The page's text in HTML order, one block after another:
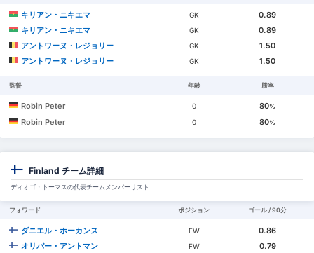
キリアン・ニキエマ GK
0.89
キリアン・ニキエマ
GK
0.89
アントワーヌ・レジョリー
GK
1.50
アントワーヌ・レジョリー
GK 1.50
監督 年齢 勝率
Robin Peter 0 80%
Robin Peter 0 80%
Finland チーム詳細
ディオゴ・トーマスの代表チームメンバーリスト
フォワード ポジション ゴール / 90分
ダニエル・ホーカンス FW
0.86
オリバー・アントマン
FW
0.79